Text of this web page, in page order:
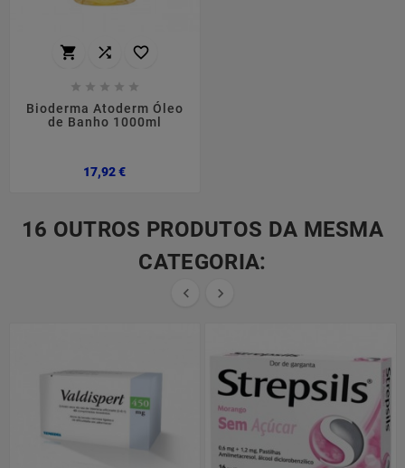
  
    
Bioderma Atoderm Óleo
de Banho 1000ml
17,92 €Preço
16 OUTROS PRODUTOS DA MESMA
CATEGORIA:
 